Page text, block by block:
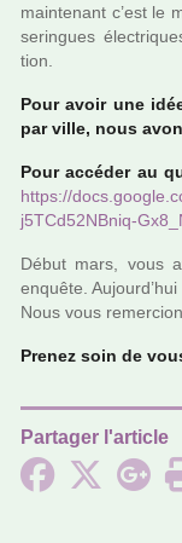
main­te­nant c’est le
serin­gues
tion.
Pour avoir une
par ville, nous
Pour accé­der au
https://
j5TCd52NB­niq-
Début mars, vous
enquête.
Nous vous
Prenez soin de
Partager l'article